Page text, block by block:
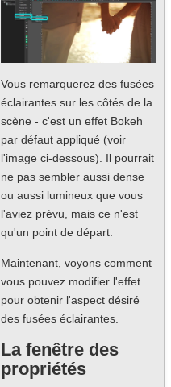
Vous remarquerez des fusées
éclairantes sur les côtés de la
scène - c'est un effet Bokeh
par défaut appliqué (voir
l'image ci-dessous). Il pourrait
ne pas sembler aussi dense
ou aussi lumineux que vous
l'aviez prévu, mais ce n'est
qu'un point de départ.
Maintenant, voyons comment
vous pouvez modifier l'effet
pour obtenir l'aspect désiré
des fusées éclairantes.
La fenêtre des
propriétés